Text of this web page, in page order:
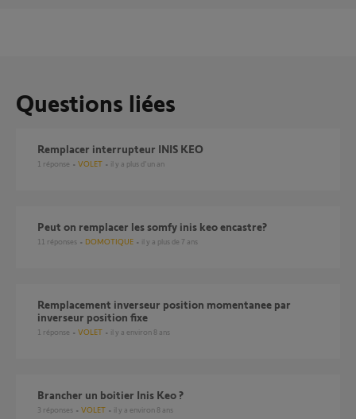
Questions liées
Remplacer interrupteur INIS KEO
1 réponse VOLET il y a plus d'un an
Peut on remplacer les somfy inis keo encastre?
11 réponses DOMOTIQUE il y a plus de 7 ans
Remplacement inverseur position momentanee par
inverseur position fixe
1 réponse VOLET il y a environ 8 ans
brancher un boitier Inis Keo ?
3 réponses VOLET il y a environ 8 ans